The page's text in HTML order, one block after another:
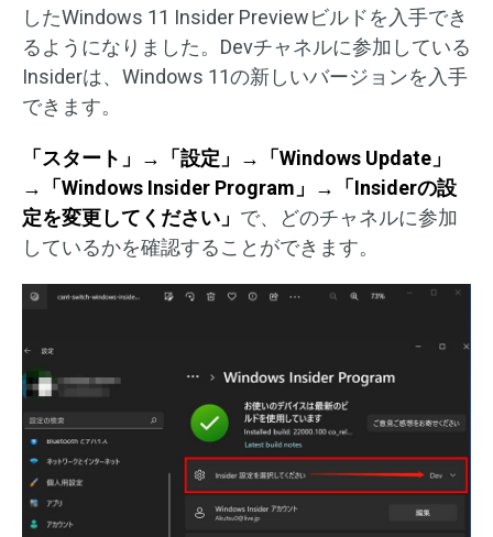
したWindows 11 Insider Previewビルドを入手でき
るようになりました。Devチャネルに参加している
Insiderは、Windows 11の新しいバージョンを入手
できます。
「スタート」→「設定」→「Windows Update」
→「Windows Insider Program」→「Insiderの設
定を変更してください」 で、どのチャネルに参加
しているかを確認することができます。